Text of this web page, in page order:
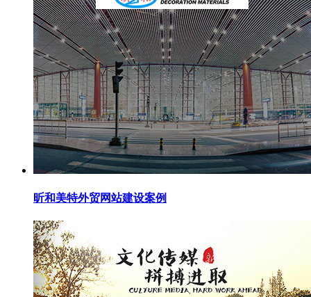
昕和美特外贸网站建设案例